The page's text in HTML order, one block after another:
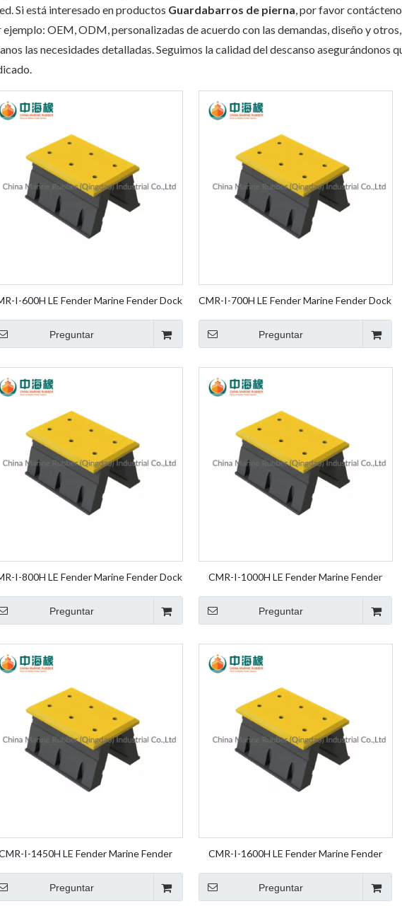
Si está interesado en productos Guardabarros de pierna, por favor
ejemplo: OEM, ODM, personalizadas de acuerdo con las demandas, diseño y
las necesidades detalladas. Seguimos la calidad del descanso asegurándonos
I-600H LE Fender Marine Fender Dock
Fender
Preguntar
CMR-I-700H LE Fender Marine Fender Dock
Preguntar
I-800H LE Fender Marine Fender Dock
Fender
Preguntar
CMR-I-1000H LE Fender Marine Fender
Fender
Preguntar
I-1450H LE Fender Marine Fender
Fender
Preguntar
CMR-I-1600H LE Fender Marine Fender
Fender
Preguntar